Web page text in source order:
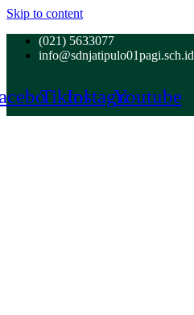
Skip to content
(021) 5633077
info@sdnjatipulo01pagi.sch.id
TiktokInstagramYoutube